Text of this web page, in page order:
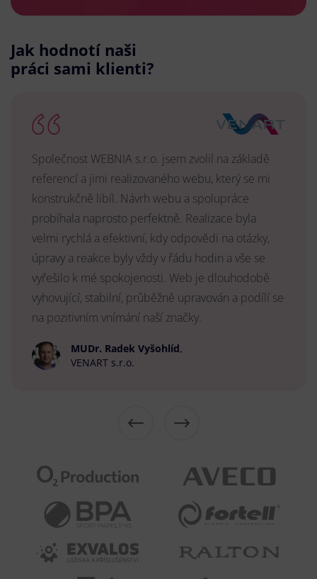
Jak hodnotí naši
práci sami klienti?
Společnost WEBNIA s.r.o. jsem zvolil na základě
referencí a jimi realizovaného webu, který se mi
konstrukčně libíl. Návrh webu a spolupráce
probíhala naprosto perfektně. Realizace byla
velmi rychlá a efektivní, kdy odpovědi na otázky,
úpravy a reakce byly vždy v řádu hodin a vše se
vyřešilo k mé spokojenosti. Web je dlouhodobě
vyhovující, stabilní, průběžně upravován a podílí se
na pozitivním vnímání naší značky.
MUDr. Radek Vyšohlíd,
VENART s.r.o.